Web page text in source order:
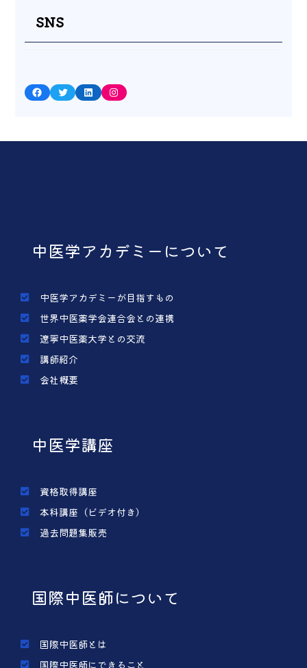
SNS
Facebook Twitter LinkedIn Instagram
中医学アカデミーについて
中医学アカデミーが目指すもの
世界中医薬学会連合会との連携
遼寧中医薬大学との交流
講師紹介
会社概要
中医学講座
資格取得講座
本科講座（ビデオ付き）
過去問題集販売
国際中医師について
国際中医師とは
国際中医師にできること